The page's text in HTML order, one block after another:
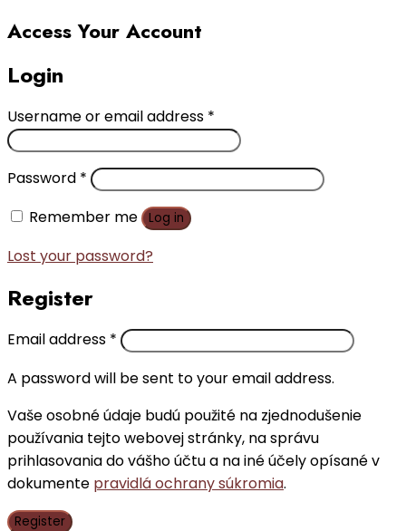
Access Your Account
Login
Username or email address *
Password *
Remember me
Log in
Lost your password?
Register
Email address *
A password will be sent to your email address.
Vaše osobné údaje budú použité na zjednodušenie
používania tejto webovej stránky, na správu
prihlasovania do vášho účtu a na iné účely opísané v
dokumente pravidlá ochrany súkromia.
Register